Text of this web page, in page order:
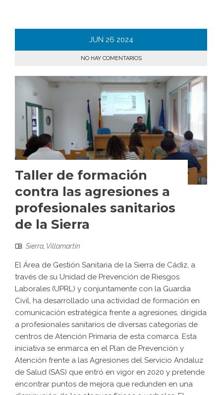
JUN 26 2024
NO HAY COMENTARIOS
Taller de formación
contra las agresiones a
profesionales sanitarios
de la Sierra
Sierra Villamartín
El Área de Gestión Sanitaria de la Sierra de Cádiz, a
través de su Unidad de Prevención de Riesgos
Laborales (UPRL) y conjuntamente con la Guardia
Civil, ha desarrollado una actividad de formación en
comunicación estratégica frente a agresiones, dirigida
a profesionales sanitarios de diversas categorías de
centros de Atención Primaria de esta comarca. Esta
iniciativa se enmarca en el Plan de Prevención y
Atención frente a las Agresiones del Servicio Andaluz
de Salud (SAS) que entró en vigor en 2020 y pretende
encontrar puntos de mejora que redunden en una